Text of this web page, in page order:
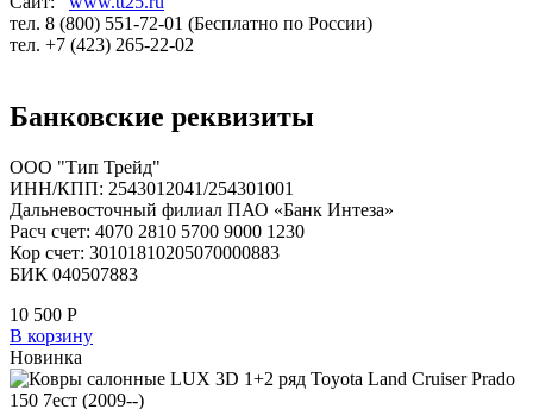
тел. 8 (800) 551-72-01 (Бесплатно по России)
тел. +7 (423) 265-22-02
Банковские реквизиты
ООО "Тип Трейд"
ИНН/КПП: 2543012041/254301001
Дальневосточный филиал ПАО «Банк Интеза»
Расч счет: 4070 2810 5700 9000 1230
Кор счет: 30101810205070000883
БИК 040507883
10 500 Р
В корзину
Новинка